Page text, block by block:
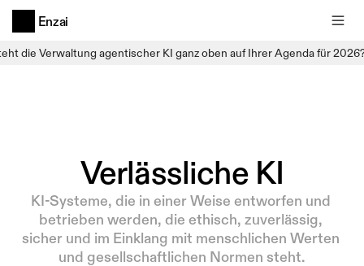
die Verwaltung agentischer KI ganz oben auf Ihrer Agenda für
Enzai
Verlässliche KI
KI-Systeme, die in einer Weise entworfen und
betrieben werden, die ethisch, zuverlässig,
sicher und im Einklang mit menschlichen Werten
und gesellschaftlichen Normen steht.